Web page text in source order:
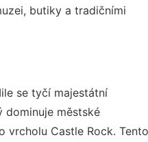
butiky a tradičními
se tyčí majestátní
dominuje městské
vrcholu Castle Rock. Tento